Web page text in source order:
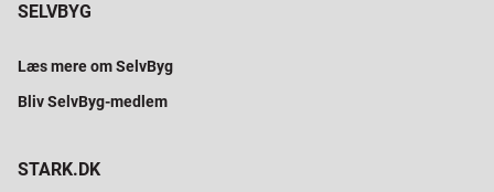
SELVBYG
Læs mere om SelvByg
Bliv SelvByg-medlem
STARK.DK